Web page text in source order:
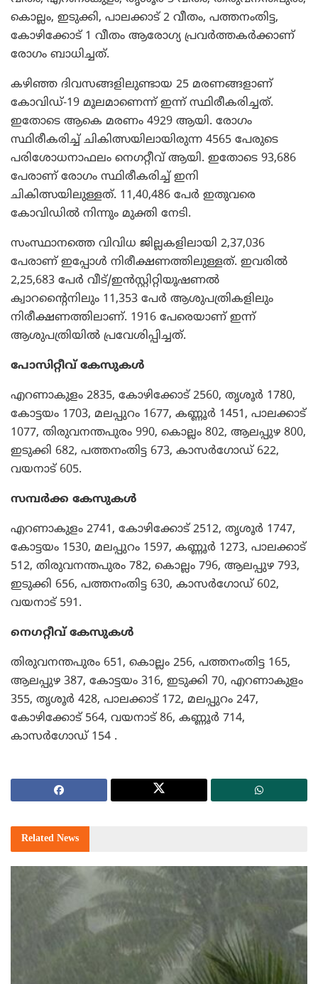
കൊല്ലം, ഇടുക്കി, പാലക്കാട് 2 വീതം, പത്തനംതിട്ട,
കോഴിക്കോട് 1 വീതം ആരോഗ്യ പ്രവര്‍ത്തകര്‍ക്കാണ്
രോഗം ബാധിച്ചത്.
കഴിഞ്ഞ ദിവസങ്ങളിലുണ്ടായ 25 മരണങ്ങളാണ്
കോവിഡ്-19 മൂലമാണെന്ന് ഇന്ന് സ്ഥിരീകരിച്ചത്.
ഇതോടെ ആകെ മരണം 4929 ആയി. രോഗം
സ്ഥിരീകരിച്ച് ചികിത്സയിലായിരുന്ന 4565 പേരുടെ
പരിശോധനാഫലം നെഗറ്റീവ് ആയി. ഇതോടെ 93,686
പേരാണ് രോഗം സ്ഥിരീകരിച്ച് ഇനി
ചികിത്സയിലുള്ളത്. 11,40,486 പേര്‍ ഇതുവരെ
കോവിഡില്‍ നിന്നും മുക്തി നേടി.
സംസ്ഥാനത്തെ വിവിധ ജില്ലകളിലായി 2,37,036
പേരാണ് ഇപ്പോള്‍ നിരീക്ഷണത്തിലുള്ളത്. ഇവരില്‍
2,25,683 പേര്‍ വീട്/ഇന്‍സ്റ്റിറ്റിയൂഷണല്‍
ക്വാറന്റൈനിലും 11,353 പേര്‍ ആശുപത്രികളിലും
നിരീക്ഷണത്തിലാണ്. 1916 പേരെയാണ് ഇന്ന്
ആശുപത്രിയില്‍ പ്രവേശിപ്പിച്ചത്.
പോസിറ്റീവ് കേസുകള്‍
എറണാകുളം 2835, കോഴിക്കോട് 2560, തൃശൂര്‍ 1780,
കോട്ടയം 1703, മലപ്പുറം 1677, കണ്ണൂര്‍ 1451, പാലക്കാട്
1077, തിരുവനന്തപുരം 990, കൊല്ലം 802, ആലപ്പുഴ 800,
ഇടുക്കി 682, പത്തനംതിട്ട 673, കാസര്‍ഗോഡ് 622,
വയനാട് 605.
സമ്പര്‍ക്ക കേസുകള്‍
എറണാകുളം 2741, കോഴിക്കോട് 2512, തൃശൂര്‍ 1747,
കോട്ടയം 1530, മലപ്പുറം 1597, കണ്ണൂര്‍ 1273, പാലക്കാട്
512, തിരുവനന്തപുരം 782, കൊല്ലം 796, ആലപ്പുഴ 793,
ഇടുക്കി 656, പത്തനംതിട്ട 630, കാസര്‍ഗോഡ് 602,
വയനാട് 591.
നെഗറ്റീവ് കേസുകള്‍
തിരുവനന്തപുരം 651, കൊല്ലം 256, പത്തനംതിട്ട 165,
ആലപ്പുഴ 387, കോട്ടയം 316, ഇടുക്കി 70, എറണാകുളം
355, തൃശൂര്‍ 428, പാലക്കാട് 172, മലപ്പുറം 247,
കോഴിക്കോട് 564, വയനാട് 86, കണ്ണൂര്‍ 714,
കാസര്‍ഗോഡ് 154 .
Related News